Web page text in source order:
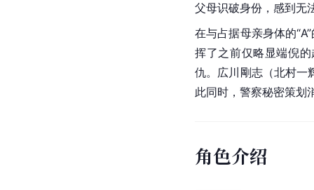
父母识破身份，感到无
在与占据母亲身体的
挥了之前仅略显端倪的
仇。広川剛志（北村一
此同时，警察秘密策划
角色介绍